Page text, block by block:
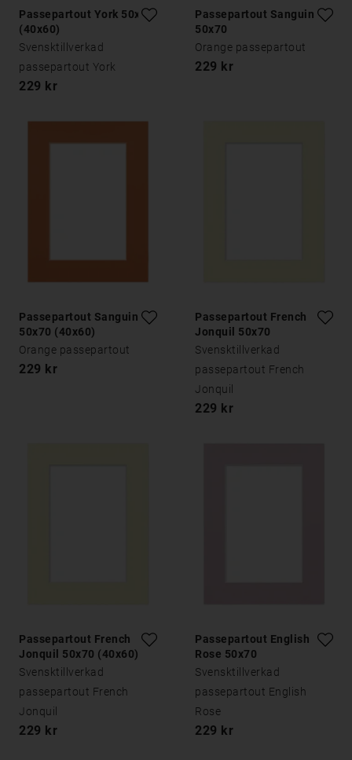
Passepartout York 50x70
(40x60)
Svensktillverkad
passepartout York
229 kr
Passepartout Sanguine
50x70
Orange passepartout
229 kr
Passepartout Sanguine
50x70 (40x60)
Orange passepartout
229 kr
Passepartout French
Jonquil 50x70
Svensktillverkad
passepartout French
Jonquil
229 kr
Passepartout French
Jonquil 50x70 (40x60)
Svensktillverkad
passepartout French
Jonquil
229 kr
Passepartout English
Rose 50x70
Svensktillverkad
passepartout English
Rose
229 kr